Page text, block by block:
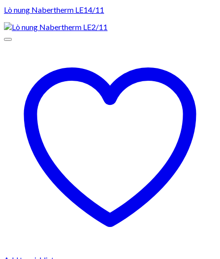
Lò nung Nabertherm LE14/11